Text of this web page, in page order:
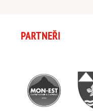
PARTNEŘI